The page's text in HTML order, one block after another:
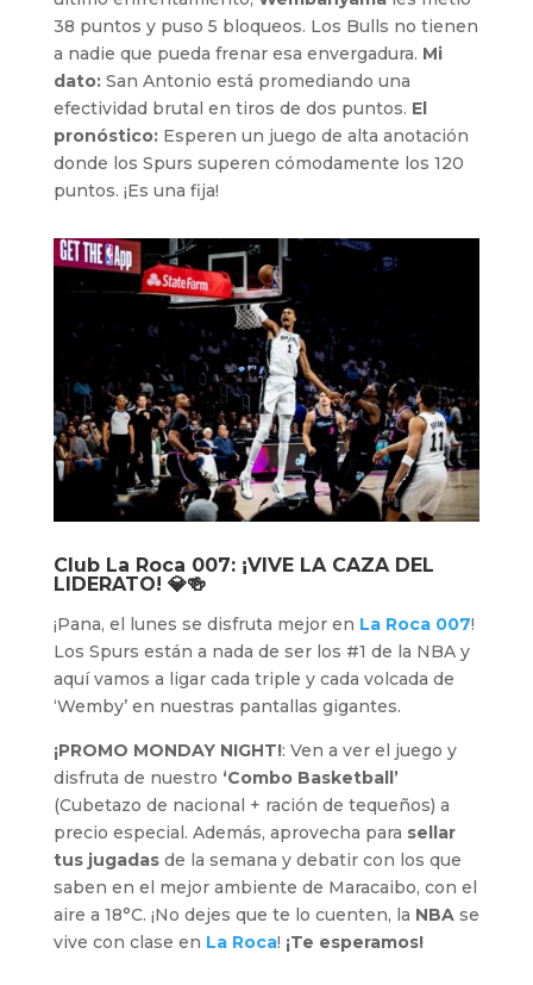
38 puntos y puso 5 bloqueos. Los Bulls no tienen
a nadie que pueda frenar esa envergadura. Mi
dato:San Antonio está promediando una
efectividad brutal en tiros de dos puntos. El
pronóstico:Esperen un juego de alta anotación
donde los Spurs superen cómodamente los 120
puntos. ¡Es una fija!
Club La Roca 007: ¡VIVE LA CAZA DEL
LIDERATO! 💎🍻
¡Pana, el lunes se disfruta mejor en La Roca 007!
Los Spurs están a nada de ser los #1 de la NBA y
aquí vamos a ligar cada triple y cada volcada de
‘Wemby’ en nuestras pantallas gigantes.
¡PROMO MONDAY NIGHT!: Ven a ver el juego y
disfruta de nuestro ‘Combo Basketball’
(Cubetazo de nacional + ración de tequeños) a
precio especial. Además, aprovecha para sellar
tus jugadasde la semana y debatir con los que
saben en el mejor ambiente de Maracaibo, con el
aire a 18°C. ¡No dejes que te lo cuenten, la NBAse
vive con clase en La Roca! ¡Te esperamos!